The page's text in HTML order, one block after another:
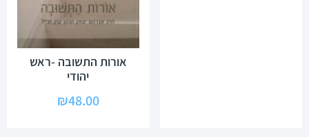
אורות התשובה -ראש
יהודי
₪48.00